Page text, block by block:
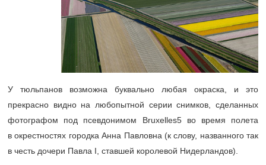
У тюльпанов возможна буквально любая окраска, и это
прекрасно видно на любопытной серии снимков, сделанных
фотографом под псевдонимом Bruxelles5 во время полета
в окрестностях городка Анна Павловна (к слову, названного так
в честь дочери Павла I, ставшей королевой Нидерландов).